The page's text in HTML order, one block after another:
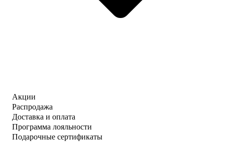
Акции
Распродажа
Доставка и оплата
Программа лояльности
Подарочные сертификаты